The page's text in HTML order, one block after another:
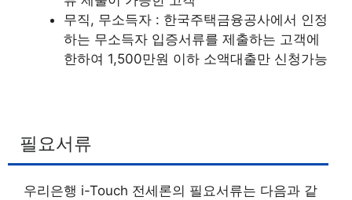
무직, 무소득자 : 한국주택금융공사에서 인정
하는 무소득자 입증서류를 제출하는 고객에
한하여 1,500만원 이하 소액대출만 신청가능
필요서류
우리은행 i-Touch 전세론의 필요서류는 다음과 같